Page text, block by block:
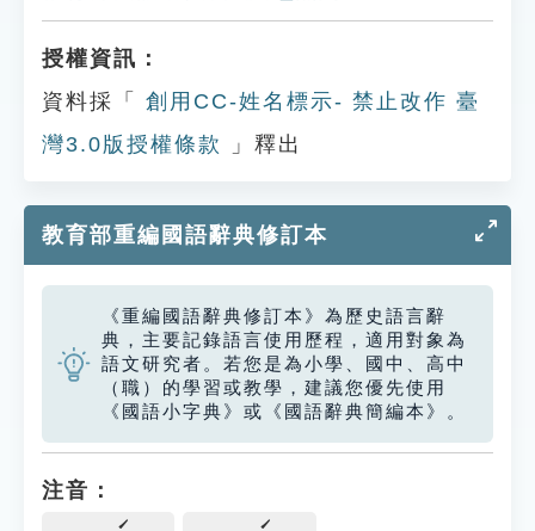
授權資訊：
資料採「
創用CC-姓名標示- 禁止改作 臺
灣3.0版授權條款
」釋出
教育部重編國語辭典修訂本
《重編國語辭典修訂本》為歷史語言辭
典，主要記錄語言使用歷程，適用對象為
語文研究者。若您是為小學、國中、高中
（職）的學習或教學，建議您優先使用
《國語小字典》或《國語辭典簡編本》。
注音：